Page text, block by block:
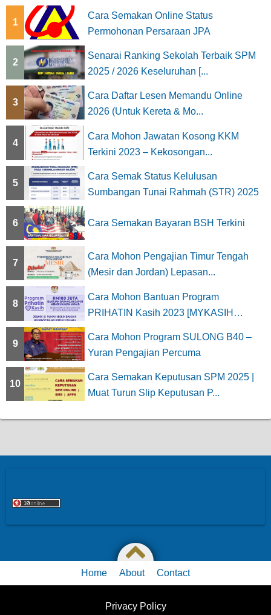
1
Cara Semakan Online Status
Permohonan Persaraan JPA
2
Senarai Ranking Sekolah Terbaik SPM
2025 / 2026 Keseluruhan [...
3
Cara Daftar Lesen Memandu Online
2026 (Untuk Kereta & Mo...
4
Cara Mohon Jawatan Kosong KKM
Terkini 2023 – Kekosongan...
5
Cara Semak Status Kelulusan
Sumbangan Tunai Rahmah (STR) 2025
6 Cara Semakan Bayaran BSH Terkini
7
Cara Mohon Pengajian Timur Tengah
(Mesir dan Jordan) Lepasan...
8
Cara Mohon Bantuan Program
PRIHATIN Kasih 2023 [MYKASIH
9
Cara Mohon Program SULONG B40 –
Yuran Pengajian Percuma
10
Cara Semakan Keputusan SPM 2025 |
Muat Turun Slip Keputusan P...
Home About Contact
Privacy Policy